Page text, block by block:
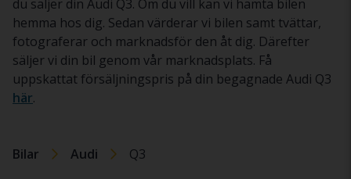
du säljer din Audi Q3. Om du vill kan vi hämta bilen
hemma hos dig. Sedan värderar vi bilen samt tvättar,
fotograferar och marknadsför den åt dig. Därefter
säljer vi din bil genom vår marknadsplats. Få
uppskattat försäljningspris på din begagnade Audi Q3
här.
Bilar Audi Q3